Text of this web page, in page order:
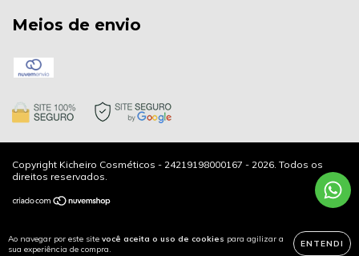
Ao navegar por este site você aceita o uso de cookies para agilizar a
sua experiência de compra.
ENTENDI
Meios de envio
Copyright Kicheiro Cosméticos - 24219198000167 - 2026. Todos os
direitos reservados.